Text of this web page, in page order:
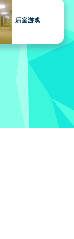
后室游戏